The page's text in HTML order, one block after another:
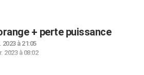
+ perte puissance
2023 à 21:05
2023 à 08:02